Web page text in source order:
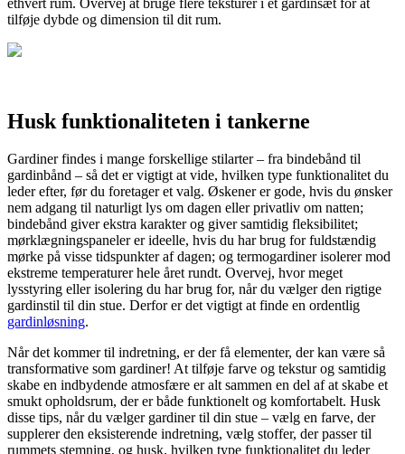
tilføje dybde og dimension til dit rum.
Husk funktionaliteten i tankerne
Gardiner findes i mange forskellige stilarter – fra bindebånd til
gardinbånd – så det er vigtigt at vide, hvilken type funktionalitet du
leder efter, før du foretager et valg. Øskener er gode, hvis du ønsker
nem adgang til naturligt lys om dagen eller privatliv om natten;
bindebånd giver ekstra karakter og giver samtidig fleksibilitet;
mørklægningspaneler er ideelle, hvis du har brug for fuldstændig
mørke på visse tidspunkter af dagen; og termogardiner isolerer mod
ekstreme temperaturer hele året rundt. Overvej, hvor meget
lysstyring eller isolering du har brug for, når du vælger den rigtige
gardinstil til din stue. Derfor er det vigtigt at finde en ordentlig
gardinløsning.
Når det kommer til indretning, er der få elementer, der kan være så
transformative som gardiner! At tilføje farve og tekstur og samtidig
skabe en indbydende atmosfære er alt sammen en del af at skabe et
smukt opholdsrum, der er både funktionelt og komfortabelt. Husk
disse tips, når du vælger gardiner til din stue – vælg en farve, der
supplerer den eksisterende indretning, vælg stoffer, der passer til
rummets stemning, og husk, hvilken type funktionalitet du leder